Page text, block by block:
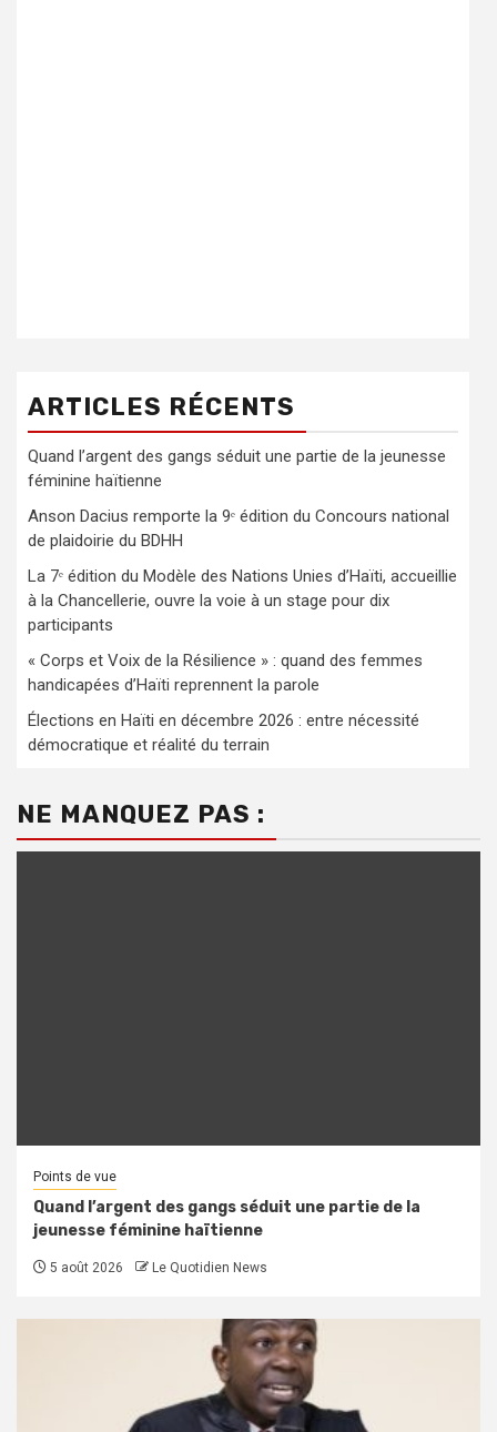
ARTICLES RÉCENTS
Quand l’argent des gangs séduit une partie de la jeunesse
féminine haïtienne
Anson Dacius remporte la 9ᵉ édition du Concours national
de plaidoirie du BDHH
La 7ᵉ édition du Modèle des Nations Unies d’Haïti, accueillie
à la Chancellerie, ouvre la voie à un stage pour dix
participants
« Corps et Voix de la Résilience » : quand des femmes
handicapées d’Haïti reprennent la parole
Élections en Haïti en décembre 2026 : entre nécessité
démocratique et réalité du terrain
NE MANQUEZ PAS :
Points de vue
Quand l’argent des gangs séduit une partie de la
jeunesse féminine haïtienne
5 août 2026 Le Quotidien News